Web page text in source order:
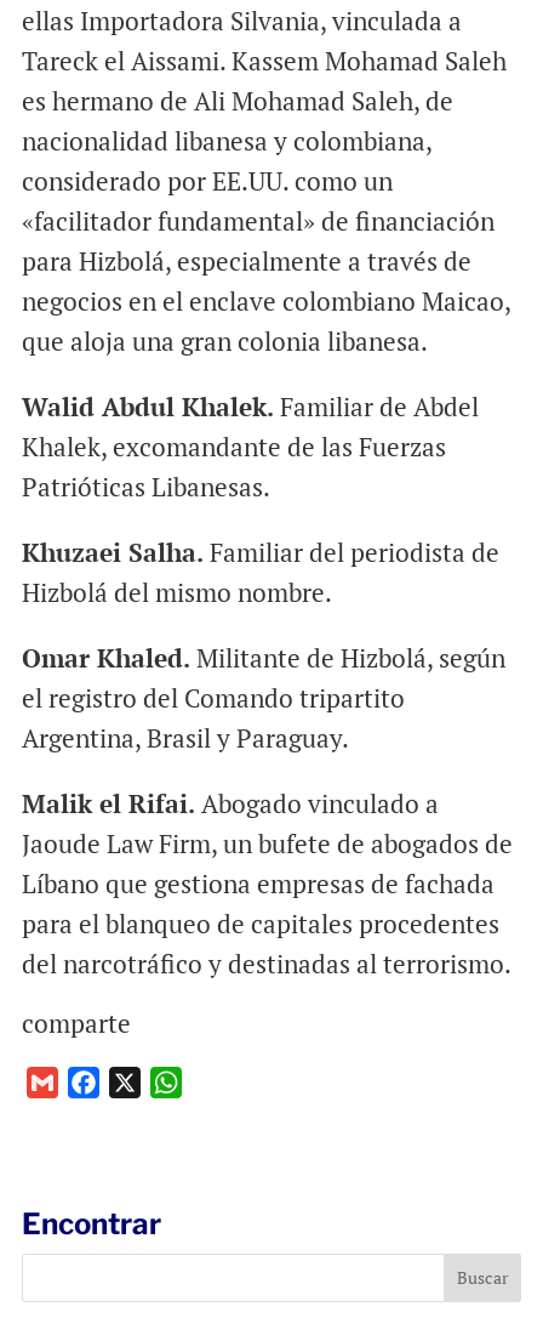
ellas Importadora Silvania, vinculada a
Tareck el Aissami. Kassem Mohamad Saleh
es hermano de Ali Mohamad Saleh, de
nacionalidad libanesa y colombiana,
considerado por EE.UU. como un
«facilitador fundamental» de financiación
para Hizbolá, especialmente a través de
negocios en el enclave colombiano Maicao,
que aloja una gran colonia libanesa.
Walid Abdul Khalek. Familiar de Abdel
Khalek, excomandante de las Fuerzas
Patrióticas Libanesas.
Khuzaei Salha. Familiar del periodista de
Hizbolá del mismo nombre.
Omar Khaled. Militante de Hizbolá, según
el registro del Comando tripartito
Argentina, Brasil y Paraguay.
Malik el Rifai. Abogado vinculado a
Jaoude Law Firm, un bufete de abogados de
Líbano que gestiona empresas de fachada
para el blanqueo de capitales procedentes
del narcotráfico y destinadas al terrorismo.
comparte
o
k
p
Encontrar